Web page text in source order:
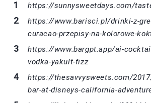
https://sunnysweetdays.com/
https://www.barisci.pl/drinki-z-
curacao-przepisy-na-kolorowe-
https://www.bargpt.app/ai-
vodka-yakult-fizz
https://thesavvysweets.com/
bar-at-disneys-california-